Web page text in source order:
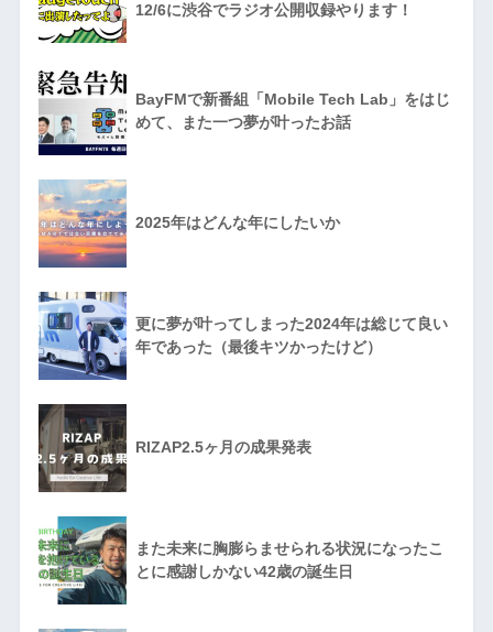
12/6に渋谷でラジオ公開収録やります！
BayFMで新番組「Mobile Tech Lab」をはじ
めて、また一つ夢が叶ったお話
2025年はどんな年にしたいか
更に夢が叶ってしまった2024年は総じて良い
年であった（最後キツかったけど）
RIZAP2.5ヶ月の成果発表
また未来に胸膨らませられる状況になったこ
とに感謝しかない42歳の誕生日